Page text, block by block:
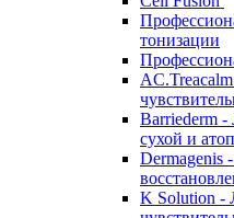
тонизации
Barriederm -
сухой и
Dermagenis
K Solution -